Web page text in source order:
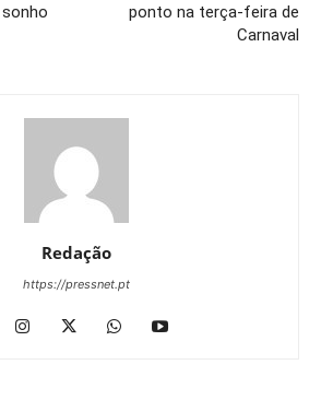
ponto na terça-feira de
Carnaval
Redação
https://pressnet.pt